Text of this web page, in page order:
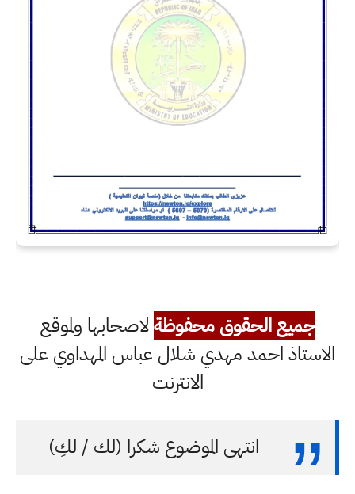
جميع الحقوق محفوظةلاصحابها ولموقع
الاستاذ احمد مهدي شلال عباس المهداوي على
الانترنت
انتهى الموضوع شكرا (لك / لكِ)